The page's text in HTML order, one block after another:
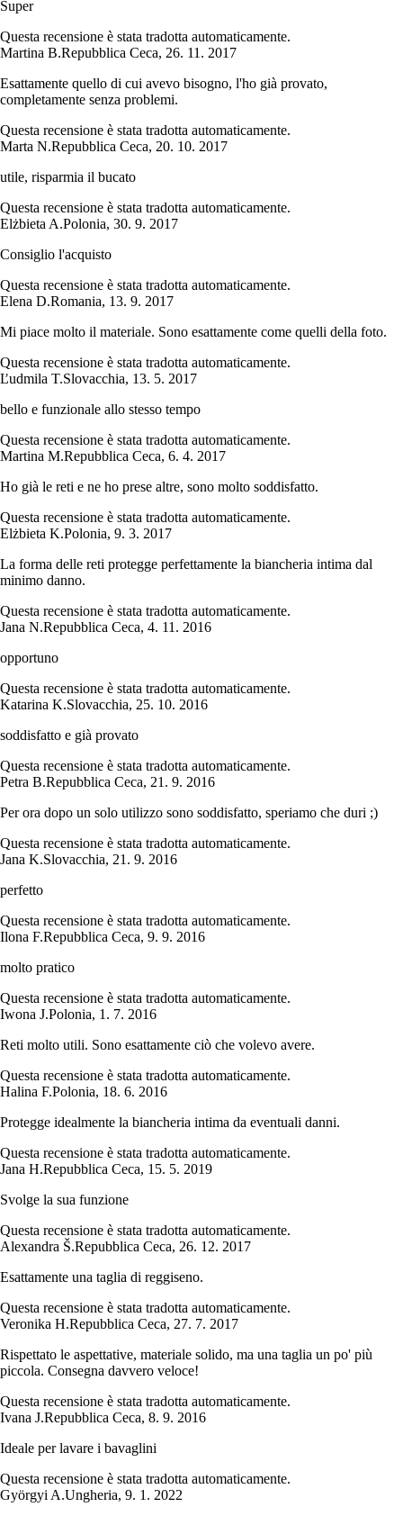
Super
Questa recensione è stata tradotta automaticamente.
Martina B.Repubblica Ceca, 26. 11. 2017
Esattamente quello di cui avevo bisogno, l'ho già provato,
completamente senza problemi.
Questa recensione è stata tradotta automaticamente.
Marta N.Repubblica Ceca, 20. 10. 2017
utile, risparmia il bucato
Questa recensione è stata tradotta automaticamente.
Elżbieta A.Polonia, 30. 9. 2017
Consiglio l'acquisto
Questa recensione è stata tradotta automaticamente.
Elena D.Romania, 13. 9. 2017
Mi piace molto il materiale. Sono esattamente come quelli della foto.
Questa recensione è stata tradotta automaticamente.
Ľudmila T.Slovacchia, 13. 5. 2017
bello e funzionale allo stesso tempo
Questa recensione è stata tradotta automaticamente.
Martina M.Repubblica Ceca, 6. 4. 2017
Ho già le reti e ne ho prese altre, sono molto soddisfatto.
Questa recensione è stata tradotta automaticamente.
Elżbieta K.Polonia, 9. 3. 2017
La forma delle reti protegge perfettamente la biancheria intima dal
minimo danno.
Questa recensione è stata tradotta automaticamente.
Jana N.Repubblica Ceca, 4. 11. 2016
opportuno
Questa recensione è stata tradotta automaticamente.
Katarina K.Slovacchia, 25. 10. 2016
soddisfatto e già provato
Questa recensione è stata tradotta automaticamente.
Petra B.Repubblica Ceca, 21. 9. 2016
Per ora dopo un solo utilizzo sono soddisfatto, speriamo che duri ;)
Questa recensione è stata tradotta automaticamente.
Jana K.Slovacchia, 21. 9. 2016
perfetto
Questa recensione è stata tradotta automaticamente.
Ilona F.Repubblica Ceca, 9. 9. 2016
molto pratico
Questa recensione è stata tradotta automaticamente.
Iwona J.Polonia, 1. 7. 2016
Reti molto utili. Sono esattamente ciò che volevo avere.
Questa recensione è stata tradotta automaticamente.
Halina F.Polonia, 18. 6. 2016
Protegge idealmente la biancheria intima da eventuali danni.
Questa recensione è stata tradotta automaticamente.
Jana H.Repubblica Ceca, 15. 5. 2019
Svolge la sua funzione
Questa recensione è stata tradotta automaticamente.
Alexandra Š.Repubblica Ceca, 26. 12. 2017
Esattamente una taglia di reggiseno.
Questa recensione è stata tradotta automaticamente.
Veronika H.Repubblica Ceca, 27. 7. 2017
Rispettato le aspettative, materiale solido, ma una taglia un po' più
piccola. Consegna davvero veloce!
Questa recensione è stata tradotta automaticamente.
Ivana J.Repubblica Ceca, 8. 9. 2016
Ideale per lavare i bavaglini
Questa recensione è stata tradotta automaticamente.
Györgyi A.Ungheria, 9. 1. 2022